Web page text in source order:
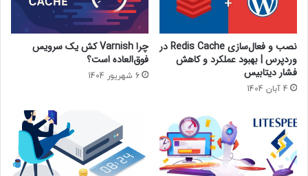
نصب و فعال‌سازی Redis Cache در
وردپرس | بهبود عملکرد و کاهش
فشار دیتابیس
4 آبان 1404
چرا Varnish کش یک سرویس
فوق‌العاده است؟
6 شهریور 1404